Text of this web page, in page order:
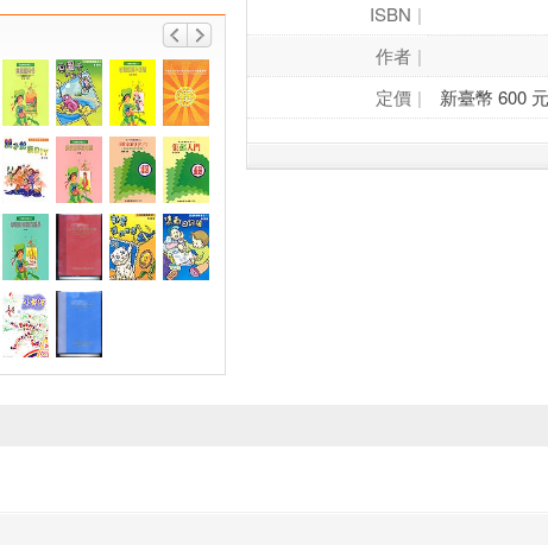
ISBN
作者
定價
新臺幣 600 元